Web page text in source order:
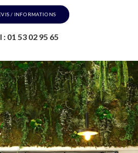
/ INFORMATIONS
: 01 53 02 95 65